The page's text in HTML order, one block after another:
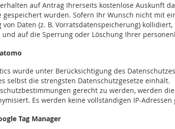
auf Antrag Ihrerseits kostenlose Auskunft
gespeichert wurden. Sofern Ihr Wunsch nicht mit
Daten (z. B. Vorratsdatenspeicherung)
und auf die Sperrung oder Löschung Ihrer
wurde unter Berücksichtigung des
selbst die strengsten Datenschutzgesetze einhält.
gerecht zu werden, werden
Es werden keine vollständigen IP-Adressen
Tag Manager